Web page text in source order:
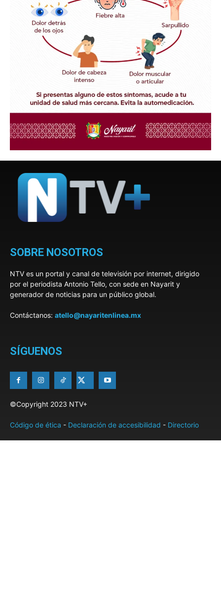
SOBRE NOSOTROS
NTV es un portal y canal de televisión por internet, dirigido
por el periodista Antonio Tello, con sede en Nayarit y
generador de noticias para un público global.
Contáctanos: atello@nayaritenlinea.mx
SÍGUENOS
©Copyright 2023 NTV+
Código de ética - Declaración de accesibilidad - Directorio